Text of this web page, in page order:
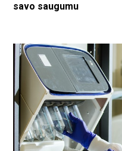
savo saugumu